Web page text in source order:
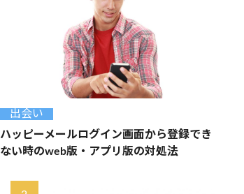
出会い
ハッピーメールログイン画面から登録でき
ない時のweb版・アプリ版の対処法